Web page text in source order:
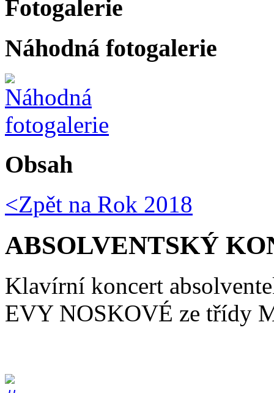
Fotogalerie
Náhodná fotogalerie
Obsah
<Zpět na Rok 2018
ABSOLVENTSKÝ
Klavírní koncert
EVY NOSKOVÉ ze třídy